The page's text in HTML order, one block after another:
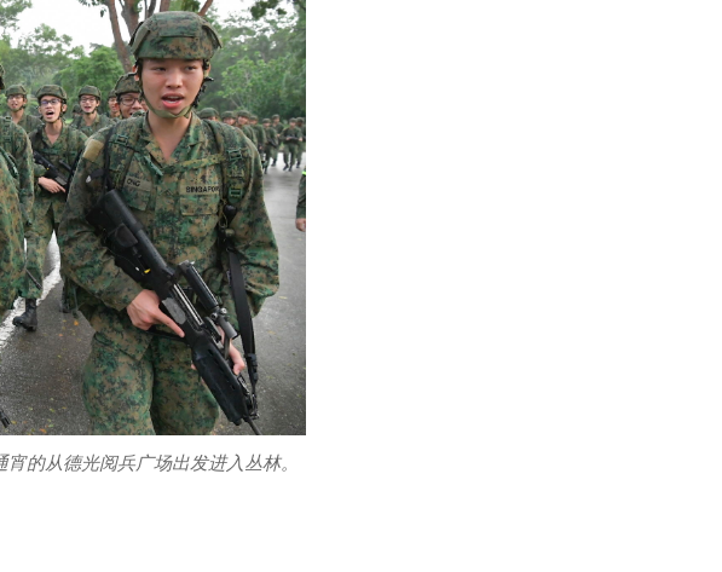
的从德光阅兵广场出发进入丛林。